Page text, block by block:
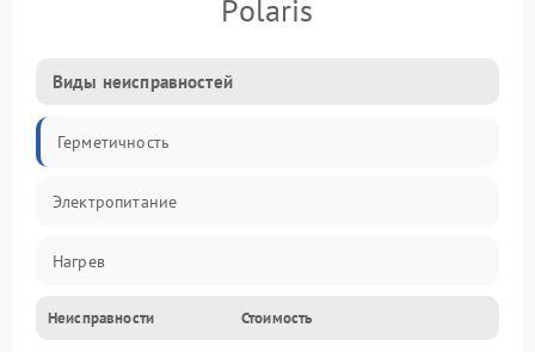
Polaris
Виды неисправностей
Герметичность
Электропитание
Нагрев
Датчики
Неисправности Стоимость